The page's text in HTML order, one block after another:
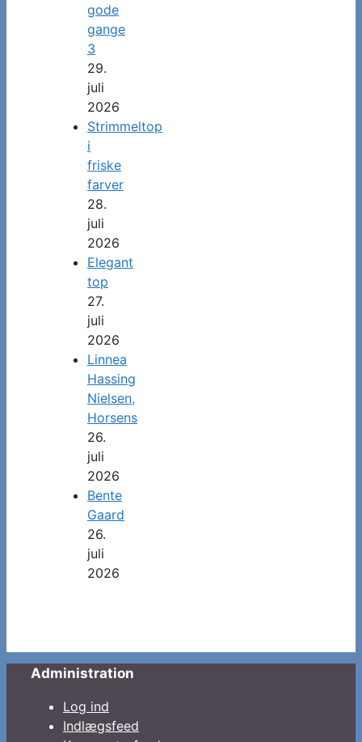
gode
gange
3
29.
juli
2026
Strimmeltop
i
friske
farver
28.
juli
2026
Elegant
top
27.
juli
2026
Linnea
Hassing
Nielsen,
Horsens
26.
juli
2026
Bente
Gaard
26.
juli
2026
Administration
Log ind
Indlægsfeed